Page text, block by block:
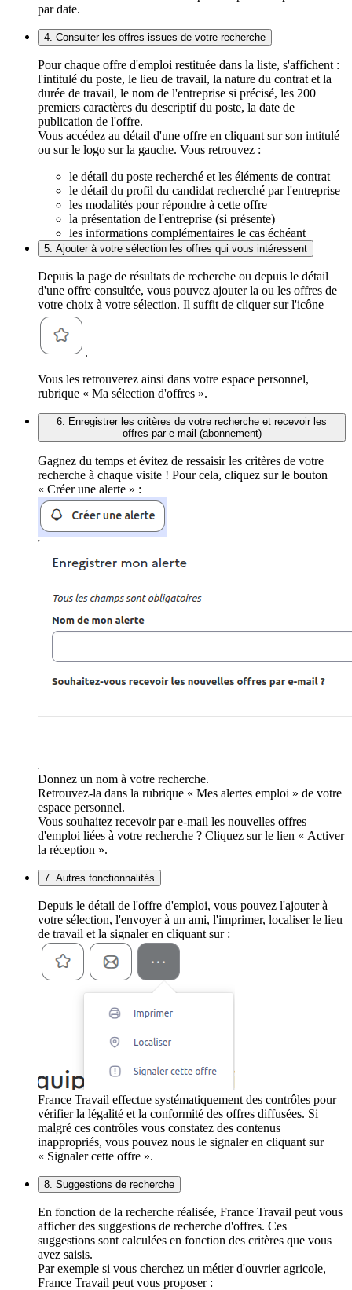
par date.
4. Consulter les offres issues de votre recherche
Pour chaque offre d'emploi restituée dans la liste, s'affichent :
l'intitulé du poste, le lieu de travail, la nature du contrat et la
durée de travail, le nom de l'entreprise si précisé, les 200
premiers caractères du descriptif du poste, la date de
publication de l'offre.
Vous accédez au détail d'une offre en cliquant sur son intitulé
ou sur le logo sur la gauche. Vous retrouvez :
le détail du poste recherché et les éléments de contrat
le détail du profil du candidat recherché par l'entreprise
les modalités pour répondre à cette offre
la présentation de l'entreprise (si présente)
les informations complémentaires le cas échéant
5. Ajouter à votre sélection les offres qui vous intéressent
Depuis la page de résultats de recherche ou depuis le détail
d'une offre consultée, vous pouvez ajouter la ou les offres de
votre choix à votre sélection. Il suffit de cliquer sur l'icône
.
Vous les retrouverez ainsi dans votre espace personnel,
rubrique « Ma sélection d'offres ».
6. Enregistrer les critères de votre recherche et recevoir les
offres par e-mail (abonnement)
Gagnez du temps et évitez de ressaisir les critères de votre
recherche à chaque visite ! Pour cela, cliquez sur le bouton
« Créer une alerte » :
Donnez un nom à votre recherche.
Retrouvez-la dans la rubrique « Mes alertes emploi » de votre
espace personnel.
Vous souhaitez recevoir par e-mail les nouvelles offres
d'emploi liées à votre recherche ? Cliquez sur le lien « Activer
la réception ».
7. Autres fonctionnalités
Depuis le détail de l'offre d'emploi, vous pouvez l'ajouter à
votre sélection, l'envoyer à un ami, l'imprimer, localiser le lieu
de travail et la signaler en cliquant sur :
France Travail effectue systématiquement des contrôles pour
vérifier la légalité et la conformité des offres diffusées. Si
malgré ces contrôles vous constatez des contenus
inappropriés, vous pouvez nous le signaler en cliquant sur
« Signaler cette offre ».
8. Suggestions de recherche
En fonction de la recherche réalisée, France Travail peut vous
afficher des suggestions de recherche d'offres. Ces
suggestions sont calculées en fonction des critères que vous
avez saisis.
Par exemple si vous cherchez un métier d'ouvrier agricole,
France Travail peut vous proposer :